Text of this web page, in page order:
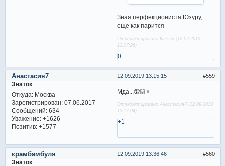
Зная перфекциониста Юзуру,
еще как парится
Отредактировано Качели (12.09.2019
13:07:26)
0
559
12.09.2019 13:15:15
Анастасия7
Знаток
Откуда:Москва
Зарегистрирован: 07.06.2017
Сообщений:634
Уважение: +1626
Позитив: +1577
Мда...🤦🏻♀
Отредактировано Анастасия7 (12.09.2019
13:17:04)
+1
560
12.09.2019 13:36:46
крамбамбуля
Знаток